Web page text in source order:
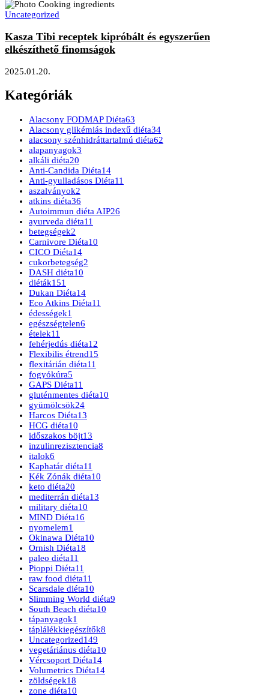
Uncategorized
Kasza Tibi receptek kipróbált és egyszerűen
elkészíthető finomságok
2025.01.20.
Kategóriák
Alacsony FODMAP Diéta63
Alacsony glikémiás indexű diéta34
alacsony szénhidráttartalmú diéta62
alapanyagok3
alkáli diéta20
Anti-Candida Diéta14
Anti-gyulladásos Diéta11
aszalványok2
atkins diéta36
Autoimmun diéta AIP26
ayurveda diéta11
betegségek2
Carnivore Diéta10
CICO Diéta14
cukorbetegség2
DASH diéta10
diéták151
Dukan Diéta14
Eco Atkins Diéta11
édességek1
egészségtelen6
ételek11
fehérjedús diéta12
Flexibilis étrend15
flexitárián diéta11
fogyókúra5
GAPS Diéta11
gluténmentes diéta10
gyümölcsök24
Harcos Diéta13
HCG diéta10
időszakos böjt13
inzulinrezisztencia8
italok6
Kaphatár diéta11
Kék Zónák diéta10
keto diéta20
mediterrán diéta13
military diéta10
MIND Diéta16
nyomelem1
Okinawa Diéta10
Ornish Diéta18
paleo diéta11
Pioppi Diéta11
raw food diéta11
Scarsdale diéta10
Slimming World diéta9
South Beach diéta10
tápanyagok1
táplálékkiegészítők8
Uncategorized149
vegetáriánus diéta10
Vércsoport Diéta14
Volumetrics Diéta14
zöldségek18
zone diéta10